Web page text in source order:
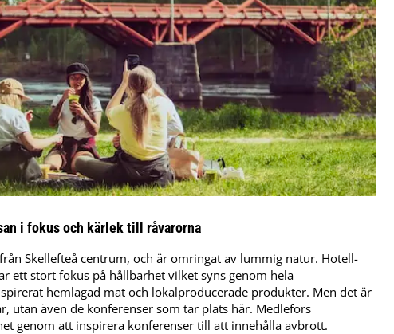
i fokus och kärlek till råvarorna
Skellefteå centrum, och är omringat av lummig natur. Hotell-
ett stort fokus på hållbarhet vilket syns genom hela
hemlagad mat och lokalproducerade produkter. Men det är
utan även de konferenser som tar plats här. Medlefors
genom att inspirera konferenser till att innehålla avbrott.